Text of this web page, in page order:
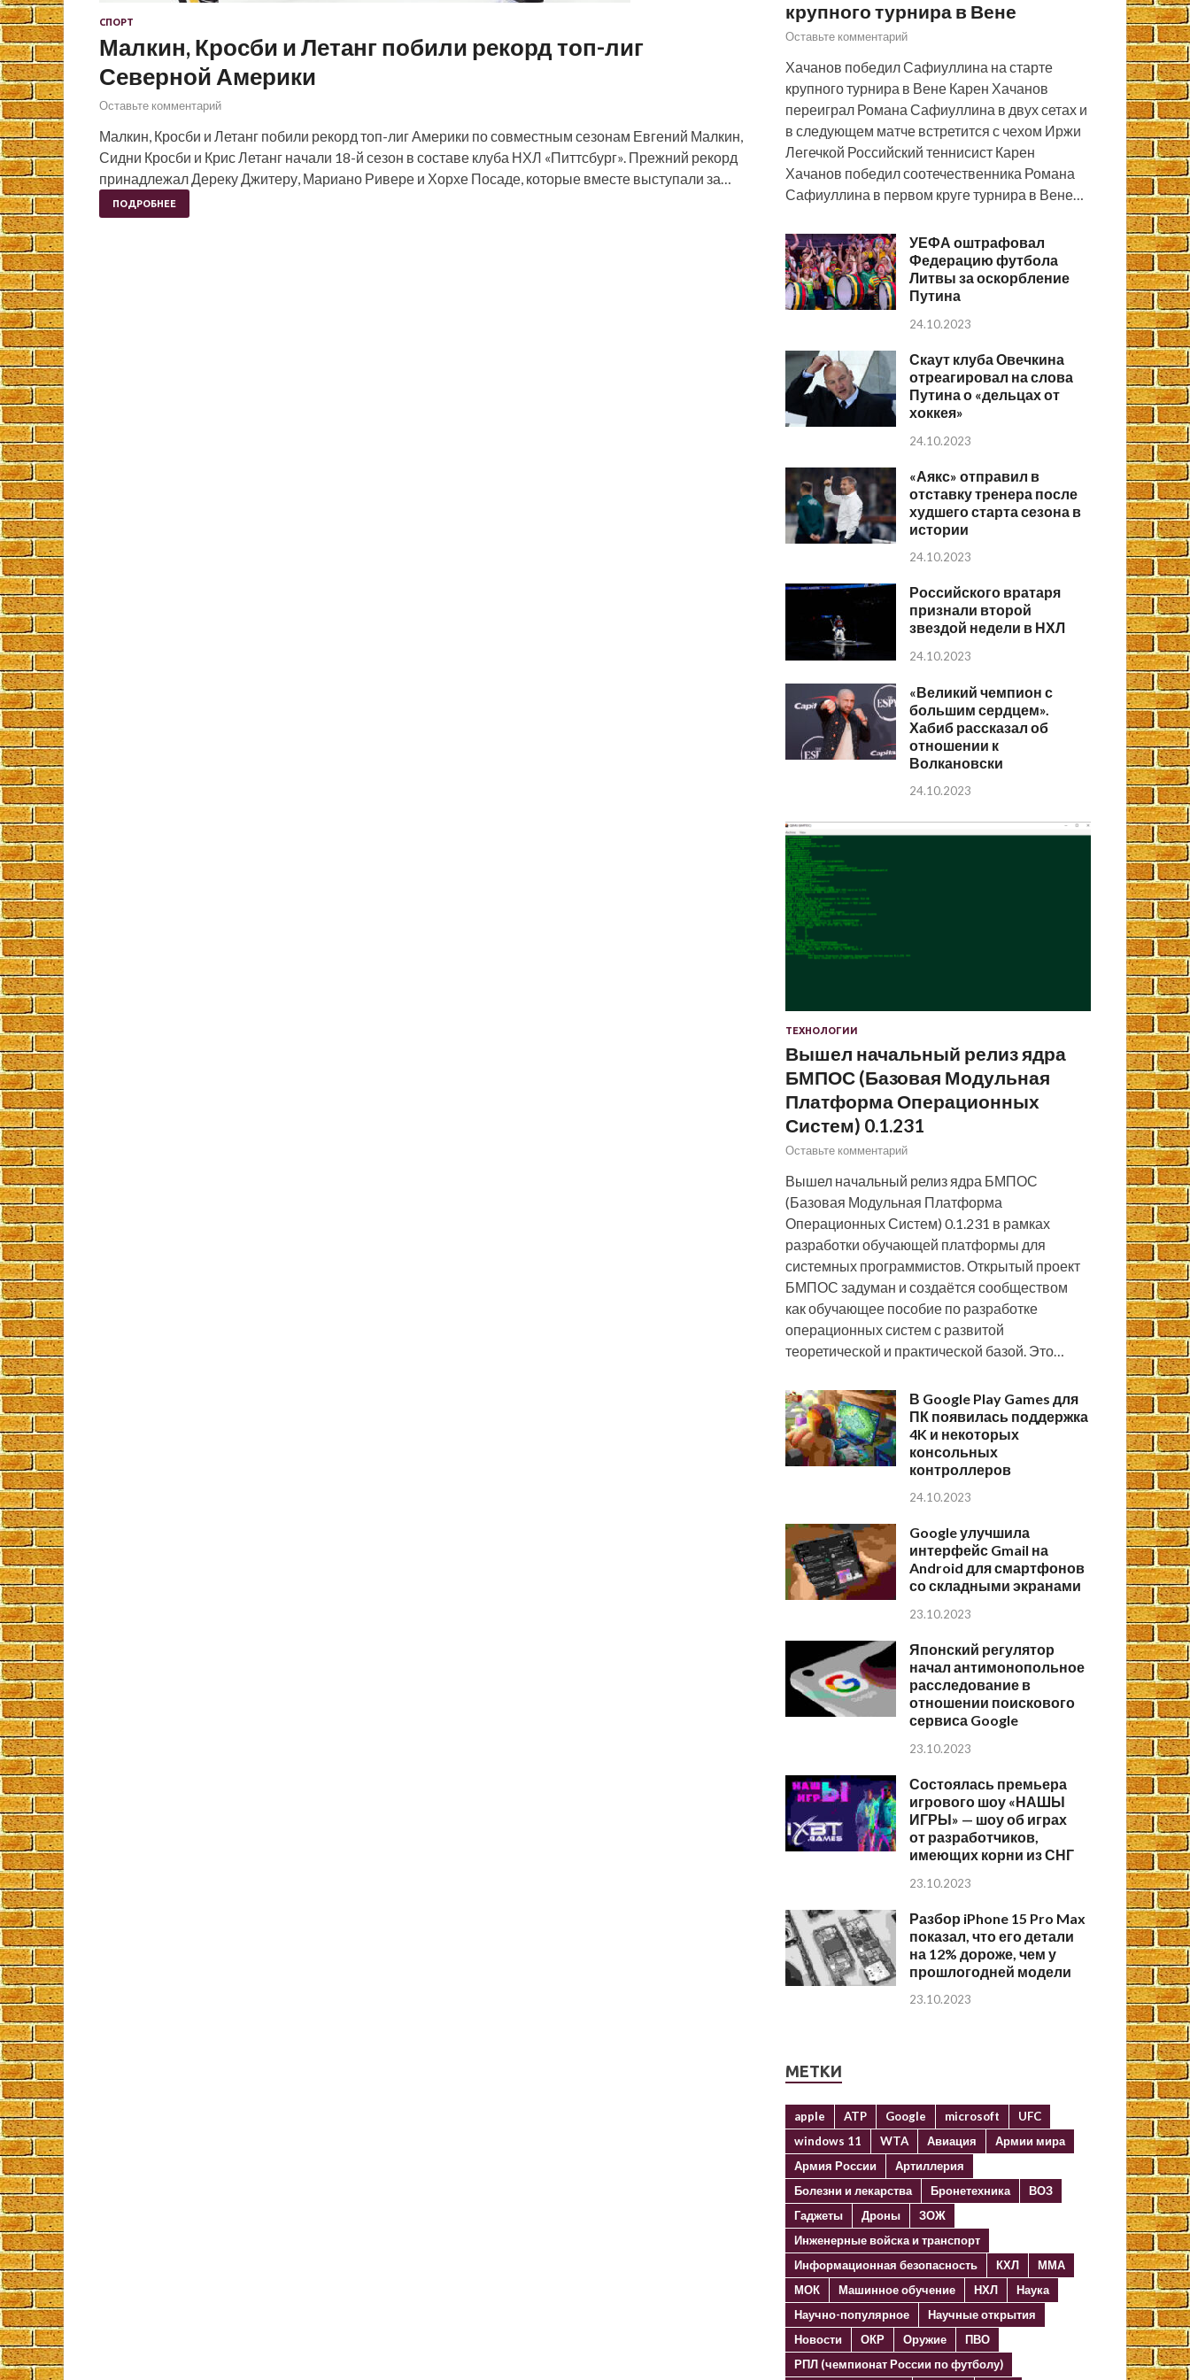
СПОРТ
Малкин, Кросби и Летанг побили рекорд топ-лиг
Северной Америки
Оставьте комментарий
Малкин, Кросби и Летанг побили рекорд топ-лиг Америки по совместным сезонам Евгений Малкин,
Сидни Кросби и Крис Летанг начали 18-й сезон в составе клуба НХЛ «Питтсбург». Прежний рекорд
принадлежал Дереку Джитеру, Мариано Ривере и Хорхе Посаде, которые вместе выступали за…
ПОДРОБНЕЕ
крупного турнира в Вене
Оставьте комментарий
Хачанов победил Сафиуллина на старте
крупного турнира в Вене Карен Хачанов
переиграл Романа Сафиуллина в двух сетах и
в следующем матче встретится с чехом Иржи
Легечкой Российский теннисист Карен
Хачанов победил соотечественника Романа
Сафиуллина в первом круге турнира в Вене…
УЕФА оштрафовал
Федерацию футбола
Литвы за оскорбление
Путина
24.10.2023
Скаут клуба Овечкина
отреагировал на слова
Путина о «дельцах от
хоккея»
24.10.2023
«Аякс» отправил в
отставку тренера после
худшего старта сезона в
истории
24.10.2023
Российского вратаря
признали второй
звездой недели в НХЛ
24.10.2023
«Великий чемпион с
большим сердцем».
Хабиб рассказал об
отношении к
Волкановски
24.10.2023
ТЕХНОЛОГИИ
Вышел начальный релиз ядра
БМПОС (Базовая Модульная
Платформа Операционных
Систем) 0.1.231
Оставьте комментарий
Вышел начальный релиз ядра БМПОС
(Базовая Модульная Платформа
Операционных Систем) 0.1.231 в рамках
разработки обучающей платформы для
системных программистов. Открытый проект
БМПОС задуман и создаётся сообществом
как обучающее пособие по разработке
операционных систем с развитой
теоретической и практической базой. Это…
В Google Play Games для
ПК появилась поддержка
4K и некоторых
консольных
контроллеров
24.10.2023
Google улучшила
интерфейс Gmail на
Android для смартфонов
со складными экранами
23.10.2023
Японский регулятор
начал антимонопольное
расследование в
отношении поискового
сервиса Google
23.10.2023
Состоялась премьера
игрового шоу «НАШЫ
ИГРЫ» — шоу об играх
от разработчиков,
имеющих корни из СНГ
23.10.2023
Разбор iPhone 15 Pro Max
показал, что его детали
на 12% дороже, чем у
прошлогодней модели
23.10.2023
МЕТКИ
apple ATP Google microsoft
UFC
windows 11
WTA Авиация
Армии мира
Армия России
Артиллерия
Болезни и лекарства
Бронетехника
ВОЗ
Гаджеты
Дроны
ЗОЖ
Инженерные войска и транспорт
Информационная безопасность
КХЛ
ММА
МОК
Машинное обучение НХЛ
Наука
Научно-популярное
Научные открытия
Новости
ОКР Оружие
ПВО
РПЛ (чемпионат России по футболу)